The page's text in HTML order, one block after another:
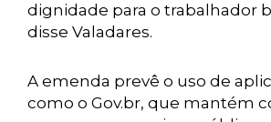
dignidade para o trabalhador
disse Valadares.
A emenda prevê o uso de
como o Gov.br, que mantém